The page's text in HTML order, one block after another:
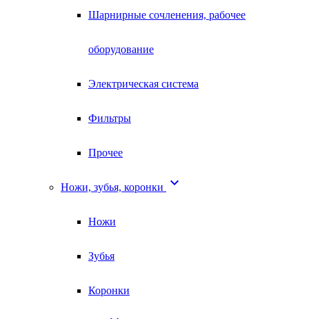
Шарнирные сочленения, рабочее
оборудование
Электрическая система
Фильтры
Прочее
Ножи, зубья, коронки 
Ножи
Зубья
Коронки